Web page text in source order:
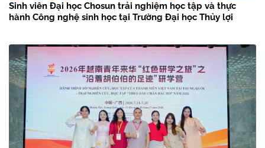
Sinh viên Đại học Chosun trải nghiệm học tập và thực
hành Công nghệ sinh học tại Trường Đại học Thủy lợi